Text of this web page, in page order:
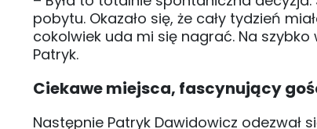
pobytu. Okazało się, że cały tydzień
cokolwiek uda mi się nagrać. Na
Patryk.
Ciekawe miejsca, fascynujący
Następnie Patryk Dawidowicz odezwał